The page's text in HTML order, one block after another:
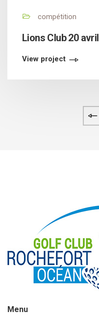
compétition
Lions Club 20 avril
View project
Menu